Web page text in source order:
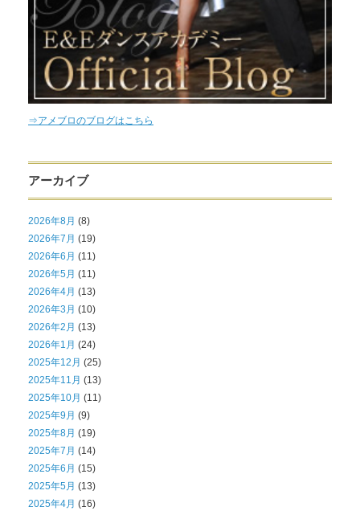
⇒アメブロのブログはこちら
アーカイブ
2026年8月 (8)
2026年7月 (19)
2026年6月 (11)
2026年5月 (11)
2026年4月 (13)
2026年3月 (10)
2026年2月 (13)
2026年1月 (24)
2025年12月 (25)
2025年11月 (13)
2025年10月 (11)
2025年9月 (9)
2025年8月 (19)
2025年7月 (14)
2025年6月 (15)
2025年5月 (13)
2025年4月 (16)